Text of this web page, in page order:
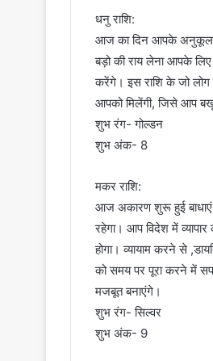
धनु राशि:
आज का दिन आपके अनुकूल
बड़ो की राय लेना आपके लिए
करेंगे। इस राशि के जो लोग
आपको मिलेंगी, जिसे आप
शुभ रंग- गोल्डन
शुभ अंक- 8
मकर राशि:
आज अकारण शुरू हुई बाधाएं
रहेगा। आप विदेश में
होगा। व्यायाम करने से
को समय पर पूरा करने में
मजबूत बनाएंगे।
शुभ रंग- सिल्वर
शुभ अंक- 9